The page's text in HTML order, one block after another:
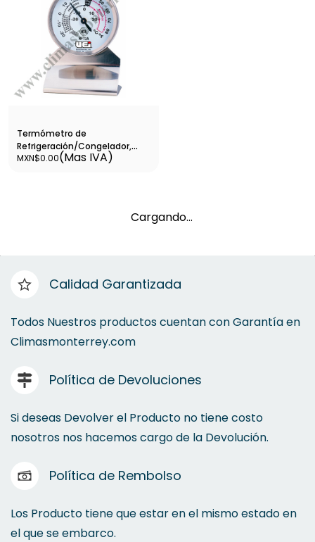
Termómetro de
Refrigeración/Congelador,
-20º a 80º F (-30º a 30º C) 2 F/1
MXN$0.00(Mas IVA)
Cargando…
Calidad Garantizada
Todos Nuestros productos cuentan con Garantía en
Climasmonterrey.com
Política de Devoluciones
Si deseas Devolver el Producto no tiene costo
nosotros nos hacemos cargo de la Devolución.
Política de Rembolso
Los Producto tiene que estar en el mismo estado en
el que se embarco.